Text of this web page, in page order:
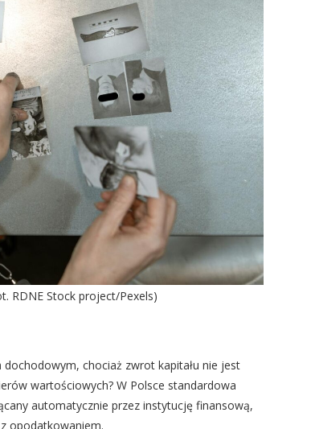
RDNE Stock project/Pexels)
chociaż zwrot kapitału nie jest
wartościowych? W Polsce standardowa
automatycznie przez instytucję finansową,
opodatkowaniem.